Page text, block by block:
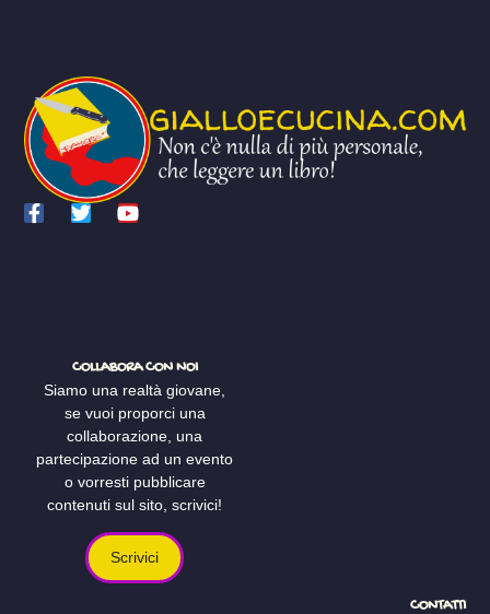
COLLABORA CON NOI
Siamo una realtà giovane,
se vuoi proporci una
collaborazione, una
partecipazione ad un evento
o vorresti pubblicare
contenuti sul sito, scrivici!
Scrivici
CONTATTI